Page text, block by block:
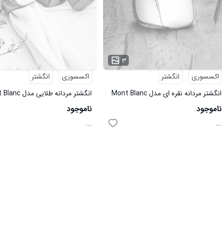
۳
اکسسوری
انگشتر
انگشتر مردانه نقره ای مدل Mont Blanc
ناموجود
...
اکسسوری
انگشتر
انگشتر مردانه طلایی مدل Mont Blanc
ناموجود
...